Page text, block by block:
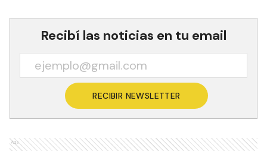
Recibí las noticias en tu email
RECIBIR NEWSLETTER
Ads